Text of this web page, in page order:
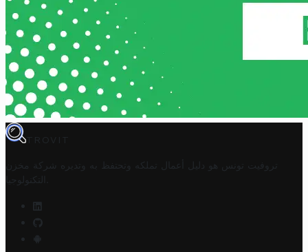
TROVIT
تروفيت تونس هو دليل أعمال تملكه وتحتفظ به وتديره
شركة مخزن
التكنولوجيا